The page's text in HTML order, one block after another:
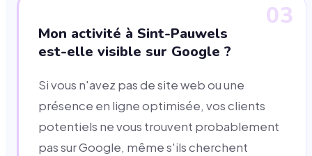
03
Mon activité à Sint-Pauwels
est-elle visible sur Google ?
Si vous n'avez pas de site web ou une
présence en ligne optimisée, vos clients
potentiels ne vous trouvent probablement
pas sur Google, même s'ils cherchent